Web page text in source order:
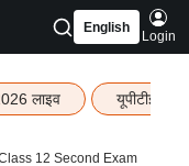
English
Login
लाइव यूपीटीईटी
12 Second Exam